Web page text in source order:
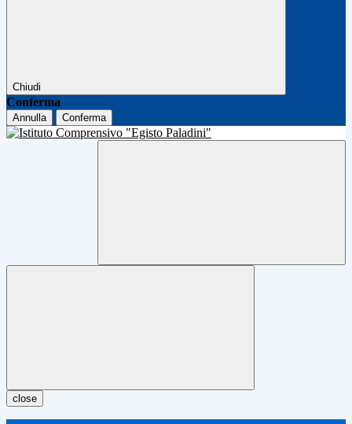
Chiudi
Conferma
Annulla Conferma
close